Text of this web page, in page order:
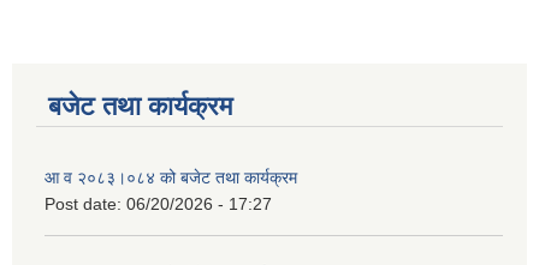
बजेट तथा कार्यक्रम
आ व २०८३।०८४ को बजेट तथा कार्यक्रम
Post date: 06/20/2026 - 17:27